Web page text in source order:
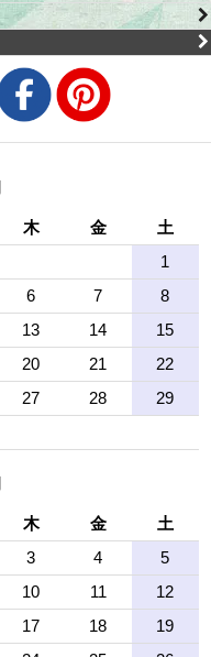
木 金
土
1
6 7
8
13 14
15
20 21
22
27 28
29
木 金
土
3 4
5
10 11
12
17 18
19